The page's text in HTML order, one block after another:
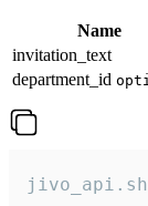
Name
invitation_text
department_id